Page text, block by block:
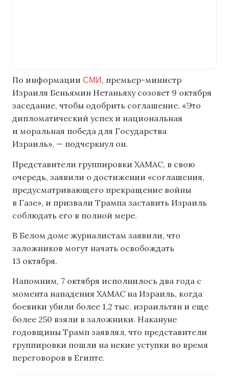
По информации СМИ, премьер-министр
Израиля Беньямин Нетаньяху созовет 9 октября
заседание, чтобы одобрить соглашение. «Это
дипломатический успех и национальная
и моральная победа для Государства
Израиль», — подчеркнул он.
Представители группировки ХАМАС, в свою
очередь, заявили о достижении «соглашения,
предусматривающего прекращение войны
в Газе», и призвали Трампа заставить Израиль
соблюдать его в полной мере.
В Белом доме журналистам заявили, что
заложников могут начать освобождать
13 октября.
Напомним, 7 октября исполнилось два года с
момента нападения ХАМАС на Израиль, когда
боевики убили более 1,2 тыс. израильтян и еще
более 250 взяли в заложники. Накануне
годовщины Трамп заявлял, что представители
группировки пошли на некие уступки во время
переговоров в Египте.